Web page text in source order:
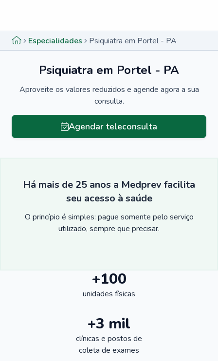
Especialidades Psiquiatra em Portel - PA
Psiquiatra em Portel - PA
Aproveite os valores reduzidos e agende agora a sua
consulta.
Agendar teleconsulta
Há mais de 25 anos a Medprev facilita
seu acesso à saúde
O princípio é simples: pague somente pelo serviço
utilizado, sempre que precisar.
+100
unidades físicas
+3 mil
clínicas e postos de
coleta de exames